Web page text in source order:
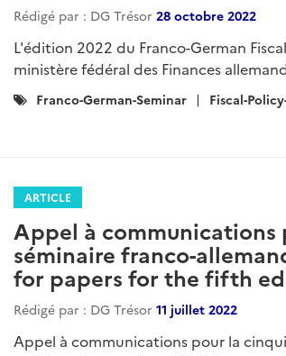
Rédigé par : DG Trésor 28 octobre 2022
L'édition 2022 du Franco-German
ministère fédéral des Finances
Catégories
Franco-German-Seminar Fiscal-
ARTICLE
Appel à
séminaire franco-
for papers for the fifth
Rédigé par : DG Trésor 11 juillet 2022
Appel à communications pour la